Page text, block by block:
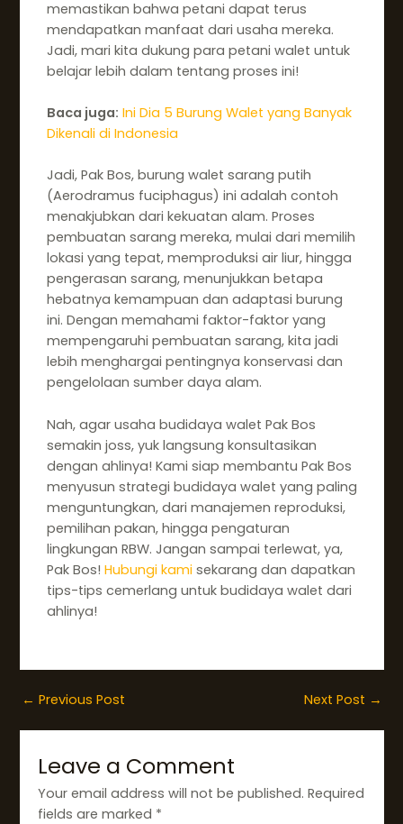
memastikan bahwa petani dapat terus
mendapatkan manfaat dari usaha mereka.
Jadi, mari kita dukung para petani walet untuk
belajar lebih dalam tentang proses ini!
Baca juga: Ini Dia 5 Burung Walet yang Banyak
Dikenali di Indonesia
Jadi, Pak Bos, burung walet sarang putih
(Aerodramus fuciphagus) ini adalah contoh
menakjubkan dari kekuatan alam. Proses
pembuatan sarang mereka, mulai dari memilih
lokasi yang tepat, memproduksi air liur, hingga
pengerasan sarang, menunjukkan betapa
hebatnya kemampuan dan adaptasi burung
ini. Dengan memahami faktor-faktor yang
mempengaruhi pembuatan sarang, kita jadi
lebih menghargai pentingnya konservasi dan
pengelolaan sumber daya alam.
Nah, agar usaha budidaya walet Pak Bos
semakin joss, yuk langsung konsultasikan
dengan ahlinya! Kami siap membantu Pak Bos
menyusun strategi budidaya walet yang paling
menguntungkan, dari manajemen reproduksi,
pemilihan pakan, hingga pengaturan
lingkungan RBW. Jangan sampai terlewat, ya,
Pak Bos! Hubungi kamisekarang dan dapatkan
tips-tips cemerlang untuk budidaya walet dari
ahlinya!
← Previous Post Next Post →
Leave a Comment
Your email address will not be published. Required
fields are marked *